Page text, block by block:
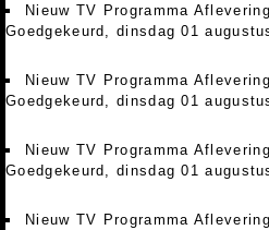
Nieuw TV Programma
Goedgekeurd, dinsdag 01
Nieuw TV Programma
Goedgekeurd, dinsdag 01
Nieuw TV Programma
Goedgekeurd, dinsdag 01
Nieuw TV Programma